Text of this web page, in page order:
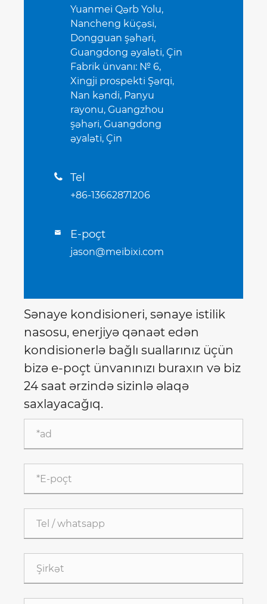
Yuanmei Qərb Yolu,
Nancheng küçəsi,
Dongguan şəhəri,
Guangdong əyaləti, Çin
Fabrik ünvanı: № 6,
Xingji prospekti Şərqi,
Nan kəndi, Panyu
rayonu, Guangzhou
şəhəri, Guangdong
əyaləti, Çin
 Tel
+86-13662871206
 E-poçt
jason@meibixi.com
Sənaye kondisioneri, sənaye istilik
nasosu, enerjiyə qənaət edən
kondisionerlə bağlı suallarınız üçün
bizə e-poçt ünvanınızı buraxın və biz
24 saat ərzində sizinlə əlaqə
saxlayacağıq.